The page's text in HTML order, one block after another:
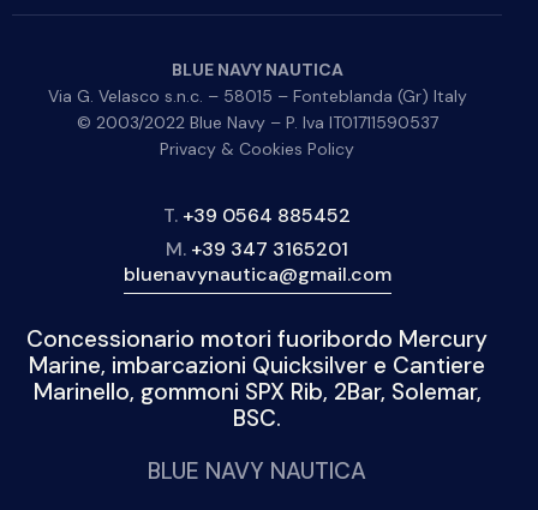
BLUE NAVY NAUTICA
Via G. Velasco s.n.c. – 58015 – Fonteblanda (Gr) Italy
© 2003/2022 Blue Navy – P. Iva IT01711590537
Privacy & Cookies Policy
T. +39 0564 885452
M. +39 347 3165201
bluenavynautica@gmail.com
Concessionario motori fuoribordo Mercury
Marine, imbarcazioni Quicksilver e Cantiere
Marinello, gommoni SPX Rib, 2Bar, Solemar,
BSC.
BLUE NAVY NAUTICA